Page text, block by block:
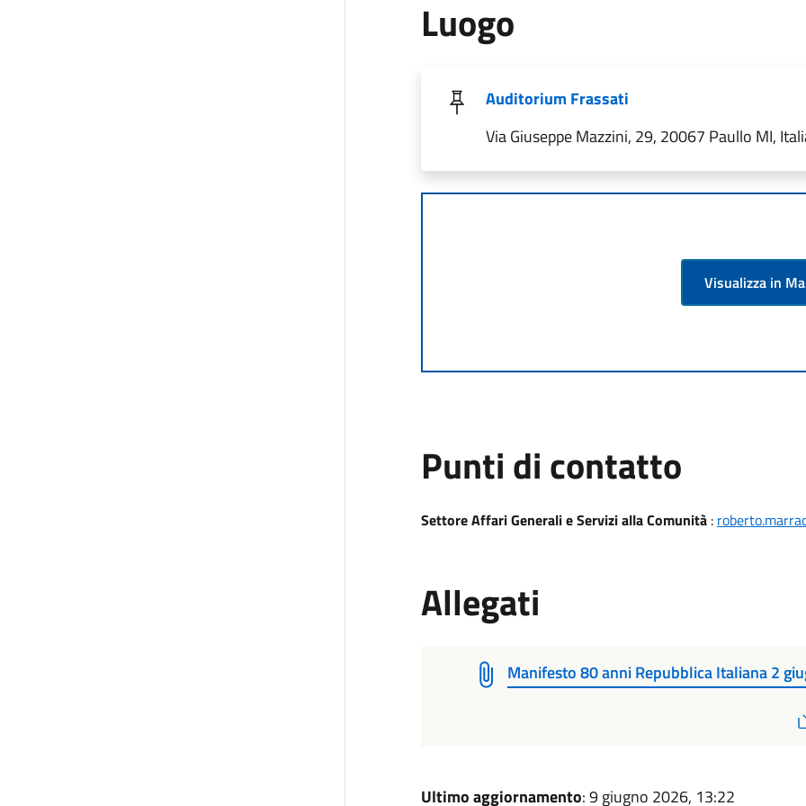
Luogo
Auditorium Frassati
Via Giuseppe Mazzini, 29, 20067 Paullo MI,
Visualizza in
Punti di contatto
Settore Affari Generali e Servizi alla Comunità:
Allegati
Manifesto 80 anni Repubblica Italiana 2
Ultimo aggiornamento: 9 giugno 2026, 13:22